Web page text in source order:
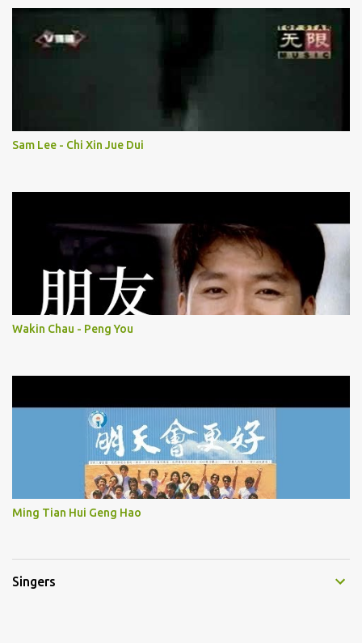
Sam Lee - Chi Xin Jue Dui
Wakin Chau - Peng You
Ming Tian Hui Geng Hao
Singers